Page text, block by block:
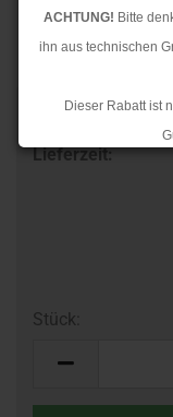
ACHTUNG! Bitte
ihn aus technischen
Dieser Rabatt ist
Rückstaus kann
Lieferzeit:
Stück: